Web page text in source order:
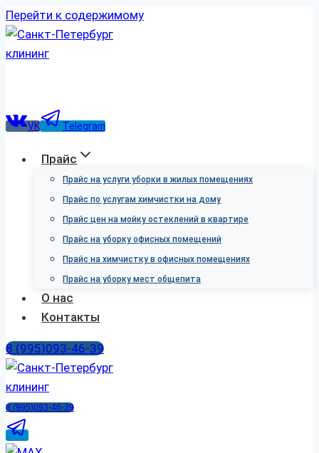
Перейти к содержимому
VK Telegram
Прайс
Прайс на услуги уборки в жилых помещениях
Прайс по услугам химчистки на дому
Прайс цен на мойку остеклений в квартире
Прайс на уборку офисных помещений
Прайс на химчистку в офисных помещениях
Прайс на уборку мест общепита
О нас
Контакты
8 (995)093-46-39
8 (995)093-46-39